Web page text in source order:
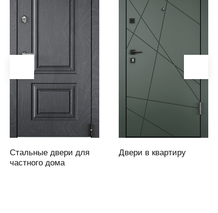
Аргаяш
Аркадак
область)
Армавир
Артем
Артемовский
Аскарово
Стальные двери для
частного дома
Двери в квартиру